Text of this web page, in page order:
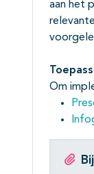
aan het
Om